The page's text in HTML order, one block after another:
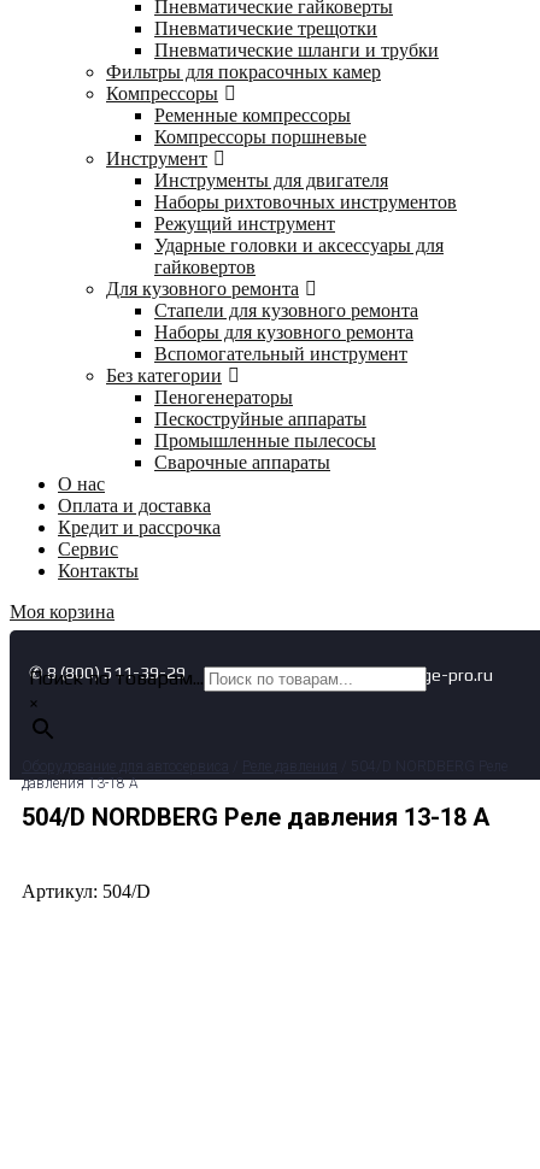
Пневматические гайковерты
Пневматические трещотки
Пневматические шланги и трубки
Фильтры для покрасочных камер
Компрессоры
Ременные компрессоры
Компрессоры поршневые
Инструмент
Инструменты для двигателя
Наборы рихтовочных инструментов
Режущий инструмент
Ударные головки и аксессуары для
гайковертов
Для кузовного ремонта
Стапели для кузовного ремонта
Наборы для кузовного ремонта
Вспомогательный инструмент
Без категории
Пеногенераторы
Пескоструйные аппараты
Промышленные пылесосы
Сварочные аппараты
О нас
Оплата и доставка
Кредит и рассрочка
Сервис
Контакты
Моя корзина
✆ 8 (800) 511-39-29 ✉ info@garage-pro.ru
Поиск по товарам...
×
давления 13-18 A
504/D NORDBERG Реле давления 13-18 A
Артикул: 504/D